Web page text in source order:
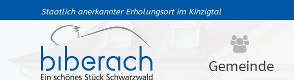
Staatlich anerkannter Erholungsort im Kinzigtal
Gemeinde